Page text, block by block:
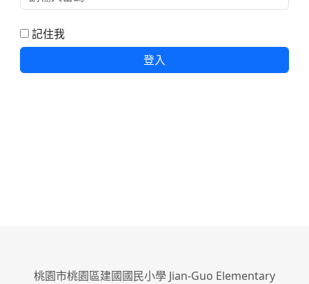
記住我
登入
桃園市桃園區建國國民小學 Jian-Guo Elementary